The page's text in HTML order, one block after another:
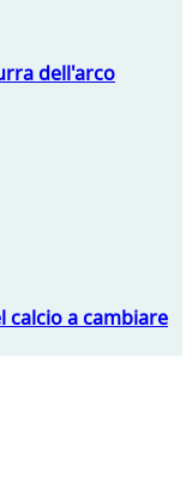
dell'arco
calcio a cambiare